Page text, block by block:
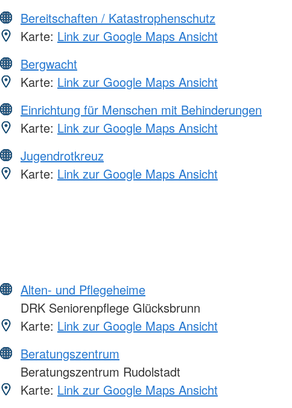
Bereitschaften / Katastrophenschutz
Karte: Link zur Google Maps Ansicht
Bergwacht
Karte: Link zur Google Maps Ansicht
Einrichtung für Menschen mit Behinderungen
Karte: Link zur Google Maps Ansicht
Jugendrotkreuz
Karte: Link zur Google Maps Ansicht
Alten- und Pflegeheime
DRK Seniorenpflege Glücksbrunn
Karte: Link zur Google Maps Ansicht
Beratungszentrum
Beratungszentrum Rudolstadt
Karte: Link zur Google Maps Ansicht